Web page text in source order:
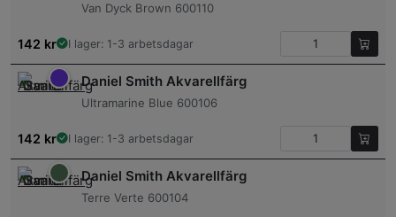
Van Dyck Brown 600110
142 kr I lager: 1-3 arbetsdagar
Daniel Smith Akvarellfärg
Ultramarine Blue 600106
142 kr I lager: 1-3 arbetsdagar
Daniel Smith Akvarellfärg
Terre Verte 600104